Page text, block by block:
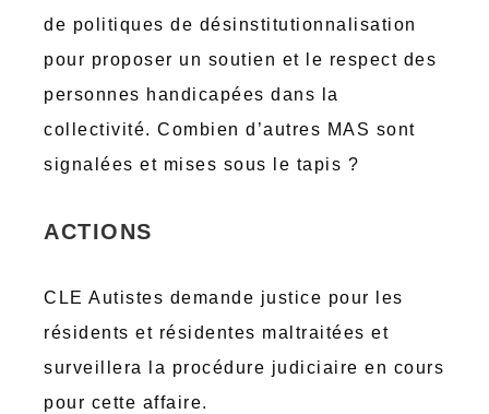
de politiques de désinstitutionnalisation
pour proposer un soutien et le respect des
personnes handicapées dans la
collectivité. Combien d’autres MAS sont
signalées et mises sous le tapis ?
ACTIONS
CLE Autistes demande justice pour les
résidents et résidentes maltraitées et
surveillera la procédure judiciaire en cours
pour cette affaire.